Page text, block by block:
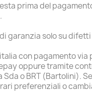
prima del
garanzia solo su
con pagamento via
oppure tramite
o BRT (Bartolini).
preferenziali o